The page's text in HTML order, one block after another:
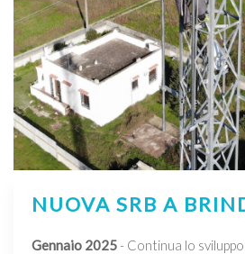
NUOVA SRB A
Gennaio 2025- Continua lo